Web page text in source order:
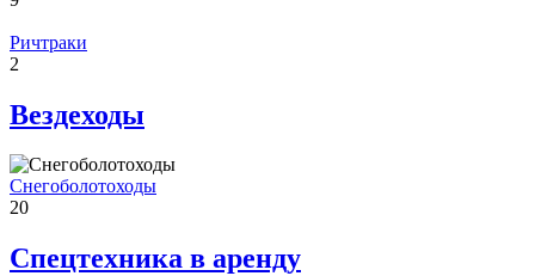
Ричтраки
2
Вездеходы
Снегоболотоходы
20
Спецтехника в аренду